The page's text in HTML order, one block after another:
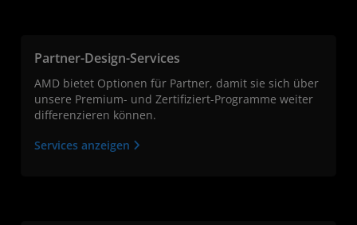
Partner-Design-Services
AMD bietet Optionen für Partner, damit sie sich über
unsere Premium- und Zertifiziert-Programme weiter
differenzieren können.
Services anzeigen